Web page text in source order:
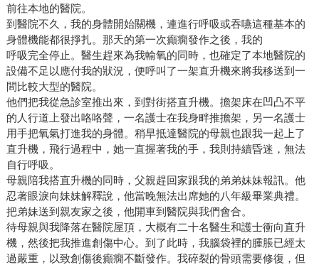
前往本地的醫院。
到醫院不久，我的身體開始關機，連進行呼吸或吞嚥這種基本的
身體機能都很掙扎。那天的第一次癲癇發作之後，我的
呼吸完全停止。醫生趕來為我輸氧的同時，也確定了本地醫院的
設備不足以應付我的狀況，便呼叫了一架直升機來將我移送到一
間比較大型的醫院。
他們把我從急診室推出來，到對街搭直升機。擔架床在凹凸不平
的人行道上發出咯咯聲，一名護士在我身畔推擔架，另一名護士
用手把氧氣打進我的身體。稍早抵達醫院的母親也跟我一起上了
直升機，飛行過程中，她一直握著我的手，我則持續昏迷，無法
自行呼吸。
母親陪我搭直升機的同時，父親趕回家跟我的弟弟妹妹報訊。他
忍著眼淚向妹妹解釋說，他當晚無法出席她的八年級畢業典禮。
把弟妹送到親友家之後，他開車到醫院與我們會合。
待母親與我降落在醫院屋頂，大概有二十名醫生和護士衝向直升
機，然後把我推進創傷中心。到了此時，我腦袋裡的腫脹已經太
過嚴重，以致創傷後癲癇不斷發作。我碎裂的骨頭需要修復，但